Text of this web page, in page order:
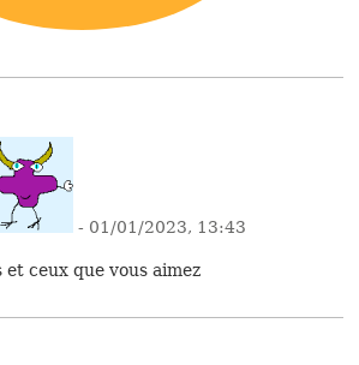
- 01/01/2023, 13:43
et ceux que vous aimez